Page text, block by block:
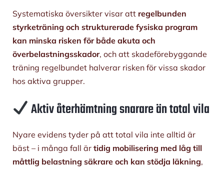
Systematiska översikter visar att regelbunden
styrketräning och strukturerade fysiska program
kan minska risken för både akuta och
överbelastningsskador, och att skadeförebyggande
träning regelbundet halverar risken för vissa skador
hos aktiva grupper.
Aktiv återhämtning snarare än total vila
Nyare evidens tyder på att total vila inte alltid är
bäst – i många fall är tidig mobilisering med låg till
måttlig belastning säkrare och kan stödja läkning,